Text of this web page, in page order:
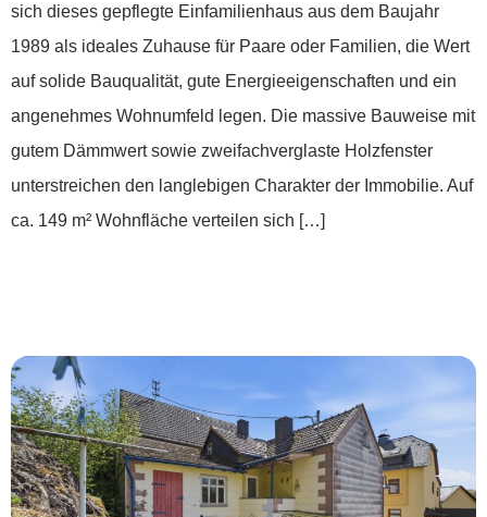
sich dieses gepflegte Einfamilienhaus aus dem Baujahr
1989 als ideales Zuhause für Paare oder Familien, die Wert
auf solide Bauqualität, gute Energieeigenschaften und ein
angenehmes Wohnumfeld legen. Die massive Bauweise mit
gutem Dämmwert sowie zweifachverglaste Holzfenster
unterstreichen den langlebigen Charakter der Immobilie. Auf
ca. 149 m² Wohnfläche verteilen sich […]